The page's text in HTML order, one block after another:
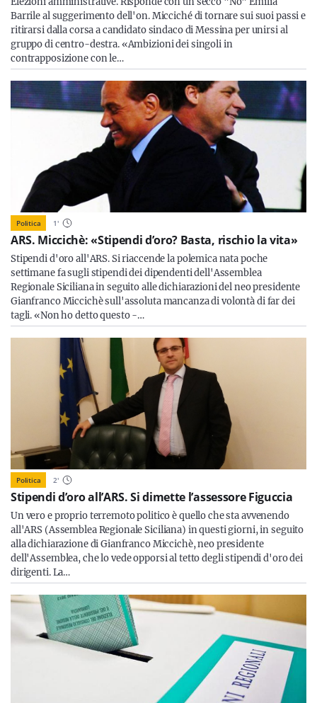
Barrile al suggerimento dell'on. Micciché di tornare sui suoi passi e
ritirarsi dalla corsa a candidato sindaco di Messina per unirsi al
gruppo di centro-destra. «Ambizioni dei singoli in
contrapposizione con le…
Politica 1'
ARS. Miccichè: «Stipendi d’oro? Basta, rischio la vita»
Stipendi d'oro all'ARS. Si riaccende la polemica nata poche
settimane fa sugli stipendi dei dipendenti dell'Assemblea
Regionale Siciliana in seguito alle dichiarazioni del neo presidente
Gianfranco Miccichè sull'assoluta mancanza di volontà di far dei
tagli. «Non ho detto questo -…
Politica 2'
Stipendi d’oro all’ARS. Si dimette l’assessore Figuccia
Un vero e proprio terremoto politico è quello che sta avvenendo
all'ARS (Assemblea Regionale Siciliana) in questi giorni, in seguito
alla dichiarazione di Gianfranco Miccichè, neo presidente
dell'Assemblea, che lo vede opporsi al tetto degli stipendi d'oro dei
dirigenti. La…